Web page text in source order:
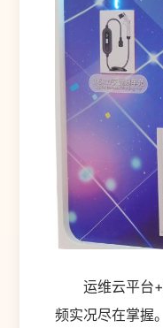
运维云平台+
频实况尽在掌握